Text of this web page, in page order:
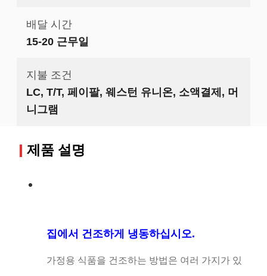
배달 시간
15-20 근무일
지불 조건
LC, T/T, 페이팔, 웨스턴 유니온, 소액결제, 머
니그램
제품 설명
집에서 건조하게 냉동하십시오.
가정용 식품을 건조하는 방법은 여러 가지가 있